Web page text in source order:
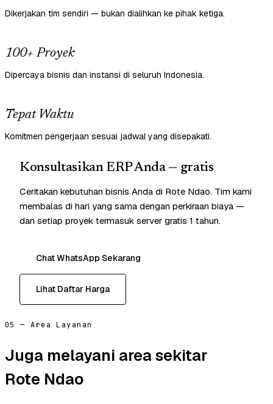
Dikerjakan tim sendiri — bukan dialihkan ke pihak ketiga.
100+ Proyek
Dipercaya bisnis dan instansi di seluruh Indonesia.
Tepat Waktu
Komitmen pengerjaan sesuai jadwal yang disepakati.
Konsultasikan ERP Anda — gratis
Ceritakan kebutuhan bisnis Anda di Rote Ndao. Tim kami
membalas di hari yang sama dengan perkiraan biaya —
dan setiap proyek termasuk server gratis 1 tahun.
Chat WhatsApp Sekarang
Lihat Daftar Harga
05 — Area Layanan
Juga melayani area sekitar
Rote Ndao